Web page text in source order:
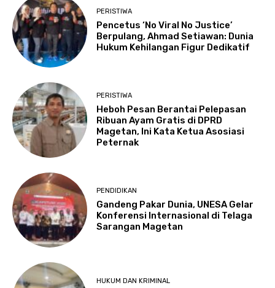
PERISTIWA
Pencetus ‘No Viral No Justice’
Berpulang, Ahmad Setiawan: Dunia
Hukum Kehilangan Figur Dedikatif
PERISTIWA
Heboh Pesan Berantai Pelepasan
Ribuan Ayam Gratis di DPRD
Magetan, Ini Kata Ketua Asosiasi
Peternak
PENDIDIKAN
Gandeng Pakar Dunia, UNESA Gelar
Konferensi Internasional di Telaga
Sarangan Magetan
HUKUM DAN KRIMINAL